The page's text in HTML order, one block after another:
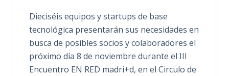
Dieciséis equipos y startups de base
tecnológica presentarán sus necesidades en
busca de posibles socios y colaboradores el
próximo día 8 de noviembre durante el III
Encuentro EN RED madri+d, en el Circulo de